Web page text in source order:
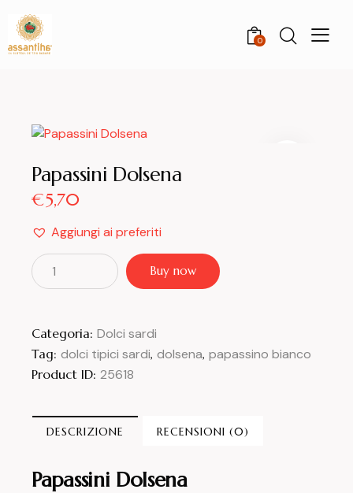
0
Papassini Dolsena
€5,70
Aggiungi ai preferiti
Buy now
Categoria: Dolci sardi
Tag: dolci tipici sardi, dolsena, papassino bianco
Product ID: 25618
DESCRIZIONE RECENSIONI (0)
Papassini Dolsena